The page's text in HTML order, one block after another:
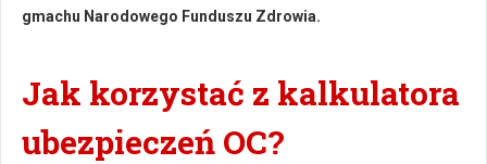
gmachu Narodowego Funduszu Zdrowia.
Jak korzystać z kalkulatora
ubezpieczeń OC?